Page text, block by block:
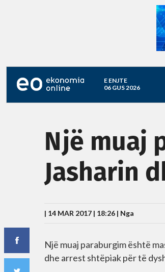
E ENJTE
06 GUS 2026
Një muaj
Jasharin
| 14 MAR 2017 | 18:26 | Nga
Një muaj paraburgim është
dhe arrest shtëpiak për të